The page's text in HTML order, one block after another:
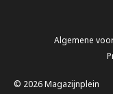
leverbaar?
palletstellingen
Algemene
© 2026 Magazijnplein